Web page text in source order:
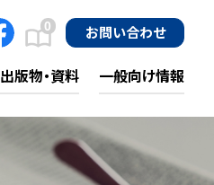
出版物・資料 一般向け情報
0 お問い合わせ